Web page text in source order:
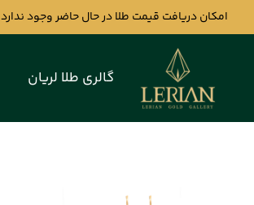
امکان دریافت قیمت طلا در حال حاضر وجود ندارد
گالری طلا لریان